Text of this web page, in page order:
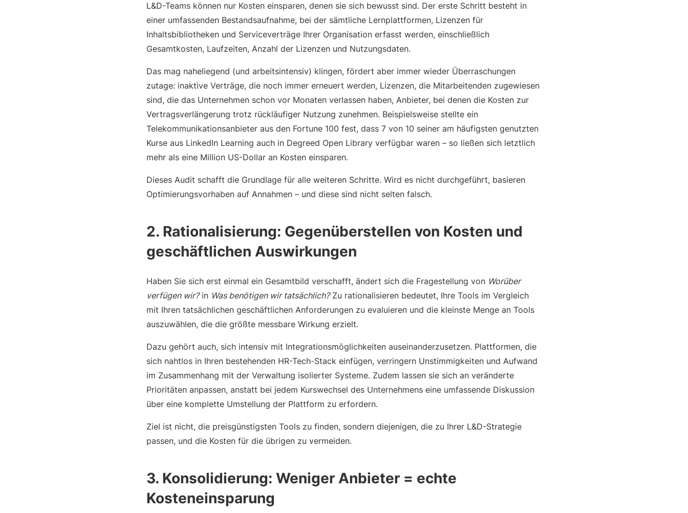
L&D-Teams können nur Kosten einsparen, denen sie sich bewusst sind. Der erste Schritt besteht in
einer umfassenden Bestandsaufnahme, bei der sämtliche Lernplattformen, Lizenzen für
Inhaltsbibliotheken und Serviceverträge Ihrer Organisation erfasst werden, einschließlich
Gesamtkosten, Laufzeiten, Anzahl der Lizenzen und Nutzungsdaten.
Das mag naheliegend (und arbeitsintensiv) klingen, fördert aber immer wieder Überraschungen
zutage: inaktive Verträge, die noch immer erneuert werden, Lizenzen, die Mitarbeitenden zugewiesen
sind, die das Unternehmen schon vor Monaten verlassen haben, Anbieter, bei denen die Kosten zur
Vertragsverlängerung trotz rückläufiger Nutzung zunehmen. Beispielsweise stellte ein
Telekommunikationsanbieter aus den Fortune 100 fest, dass 7 von 10 seiner am häufigsten genutzten
Kurse aus LinkedIn Learning auch in Degreed Open Library verfügbar waren – so ließen sich letztlich
mehr als eine Million US-Dollar an Kosten einsparen.
Dieses Audit schafft die Grundlage für alle weiteren Schritte. Wird es nicht durchgeführt, basieren
Optimierungsvorhaben auf Annahmen – und diese sind nicht selten falsch.
2. Rationalisierung: Gegenüberstellen von Kosten und
geschäftlichen Auswirkungen
Haben Sie sich erst einmal ein Gesamtbild verschafft, ändert sich die Fragestellung von Worüber
verfügen wir?in Was benötigen wir tatsächlich?Zu rationalisieren bedeutet, Ihre Tools im Vergleich
mit Ihren tatsächlichen geschäftlichen Anforderungen zu evaluieren und die kleinste Menge an Tools
auszuwählen, die die größte messbare Wirkung erzielt.
Dazu gehört auch, sich intensiv mit Integrationsmöglichkeiten auseinanderzusetzen. Plattformen, die
sich nahtlos in Ihren bestehenden HR-Tech-Stack einfügen, verringern Unstimmigkeiten und Aufwand
im Zusammenhang mit der Verwaltung isolierter Systeme. Zudem lassen sie sich an veränderte
Prioritäten anpassen, anstatt bei jedem Kurswechsel des Unternehmens eine umfassende Diskussion
über eine komplette Umstellung der Plattform zu erfordern.
Ziel ist nicht, die preisgünstigsten Tools zu finden, sondern diejenigen, die zu Ihrer L&D-Strategie
passen, und die Kosten für die übrigen zu vermeiden.
3. Konsolidierung: Weniger Anbieter = echte
Kosteneinsparung